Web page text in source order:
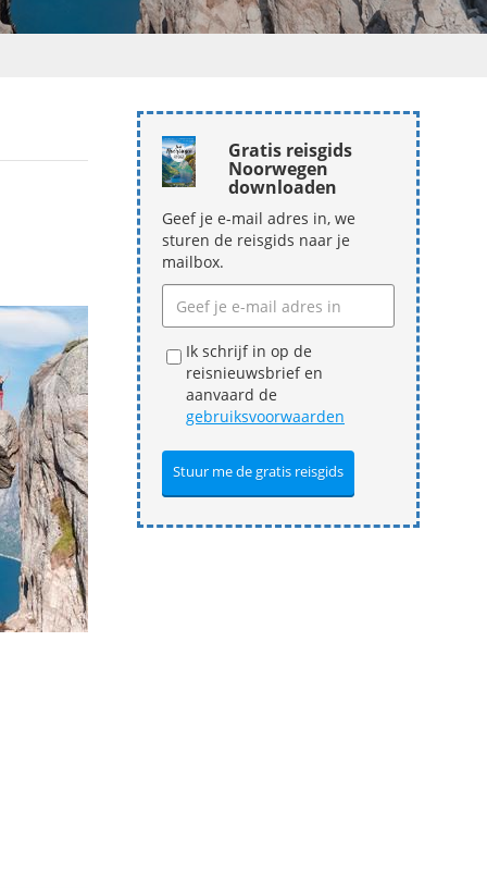
Gratis reisgids
Noorwegen
downloaden
Geef je e-mail adres in, we
sturen de reisgids naar je
mailbox.
Ik schrijf in op de
reisnieuwsbrief en
aanvaard de
gebruiksvoorwaarden